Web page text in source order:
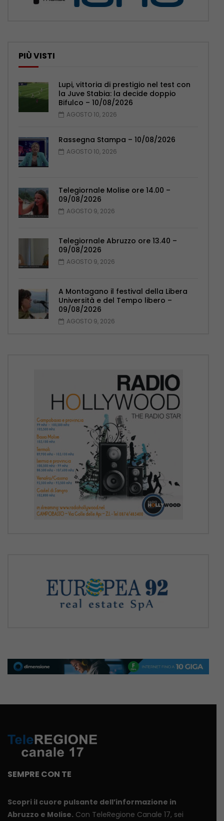
PIÙ VISTI
Lupi, vittoria di prestigio nel test con
la Juve Stabia: la decide doppio
Bifulco – 10/08/2026
AGOSTO 10, 2026
Rassegna Stampa – 10/08/2026
AGOSTO 10, 2026
Telegiornale Molise ore 14.00 –
09/08/2026
AGOSTO 9, 2026
Telegiornale Abruzzo ore 13.40 –
09/08/2026
AGOSTO 9, 2026
A Montagano il festival della Libera
Università e del Tempo libero –
09/08/2026
AGOSTO 9, 2026
SEMPRE CON TE
Scopri il cuore pulsante dell’informazione in
Abruzzo e Molise. Con TeleRegione Canale 17, sei